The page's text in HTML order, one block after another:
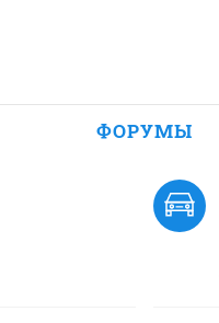
ФОРУМЫ